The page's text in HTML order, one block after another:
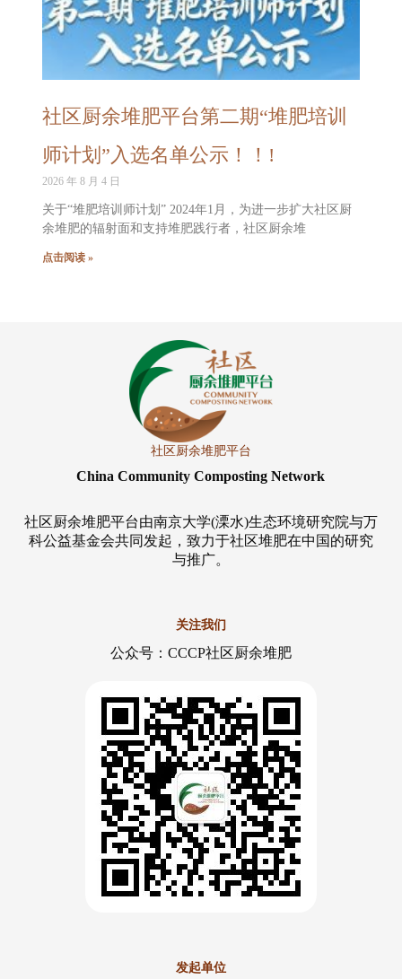
社区厨余堆肥平台第二期“堆肥培训
师计划”入选名单公示！！!
2026 年 8 月 4 日
关于“堆肥培训师计划” 2024年1月，为进一步扩大社区厨
余堆肥的辐射面和支持堆肥践行者，社区厨余堆
点击阅读 »
社区厨余堆肥平台
China Community Composting Network
社区厨余堆肥平台由南京大学(溧水)生态环境研究院与万
科公益基金会共同发起，致力于社区堆肥在中国的研究
与推广。
关注我们
公众号：CCCP社区厨余堆肥
发起单位